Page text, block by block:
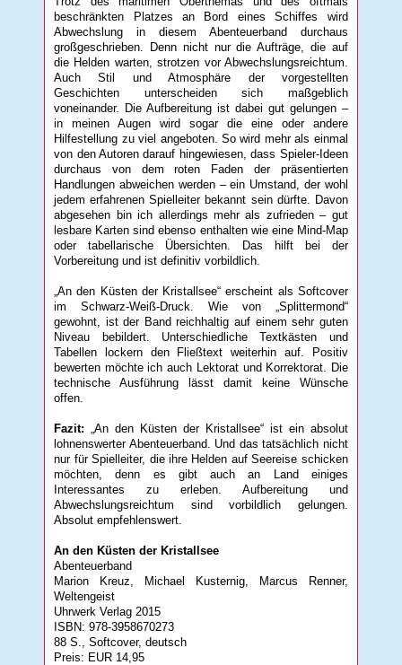
beschränkten Platzes an Bord eines Schiffes wird
Abwechslung in diesem Abenteuerband durchaus
großgeschrieben. Denn nicht nur die Aufträge, die auf
die Helden warten, strotzen vor Abwechslungsreichtum.
Auch Stil und Atmosphäre der vorgestellten
Geschichten unterscheiden sich maßgeblich
voneinander. Die Aufbereitung ist dabei gut gelungen –
in meinen Augen wird sogar die eine oder andere
Hilfestellung zu viel angeboten. So wird mehr als einmal
von den Autoren darauf hingewiesen, dass Spieler-Ideen
durchaus von dem roten Faden der präsentierten
Handlungen abweichen werden – ein Umstand, der wohl
jedem erfahrenen Spielleiter bekannt sein dürfte. Davon
abgesehen bin ich allerdings mehr als zufrieden – gut
lesbare Karten sind ebenso enthalten wie eine Mind-Map
oder tabellarische Übersichten. Das hilft bei der
Vorbereitung und ist definitiv vorbildlich.
„An den Küsten der Kristallsee“ erscheint als Softcover
im Schwarz-Weiß-Druck. Wie von „Splittermond“
gewohnt, ist der Band reichhaltig auf einem sehr guten
Niveau bebildert. Unterschiedliche Textkästen und
Tabellen lockern den Fließtext weiterhin auf. Positiv
bewerten möchte ich auch Lektorat und Korrektorat. Die
technische Ausführung lässt damit keine Wünsche
offen.
Fazit: „An den Küsten der Kristallsee“ ist ein absolut
lohnenswerter Abenteuerband. Und das tatsächlich nicht
nur für Spielleiter, die ihre Helden auf Seereise schicken
möchten, denn es gibt auch an Land einiges
Interessantes zu erleben. Aufbereitung und
Abwechslungsreichtum sind vorbildlich gelungen.
Absolut empfehlenswert.
An den Küsten der Kristallsee
Abenteuerband
Marion Kreuz, Michael Kusternig, Marcus Renner,
Weltengeist
Uhrwerk Verlag 2015
ISBN: 978-3958670273
88 S., Softcover, deutsch
Preis: EUR 14,95